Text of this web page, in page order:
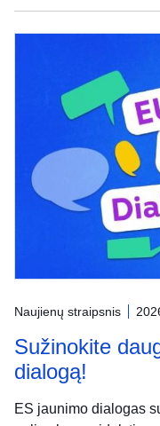
Naujienų straipsnis
Sužinokite
dialogą!
ES jaunimo dialogas